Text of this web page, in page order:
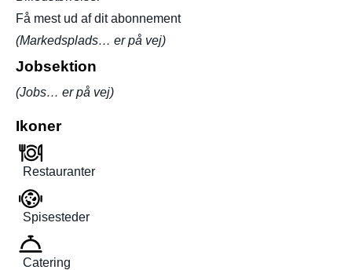
Få mest ud af dit abonnement
(Markedsplads… er på vej)
Jobsektion
(Jobs… er på vej)
Ikoner
Restauranter
Spisesteder
Catering